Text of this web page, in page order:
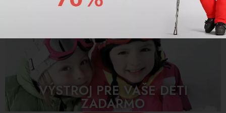
VÝSTROJ PRE VAŠE DETI
ZADARMO